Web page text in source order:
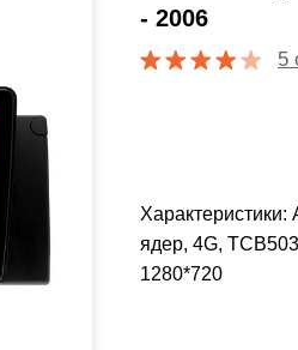
- 2006
5
Характеристики:
ядер, 4G,
1280*720